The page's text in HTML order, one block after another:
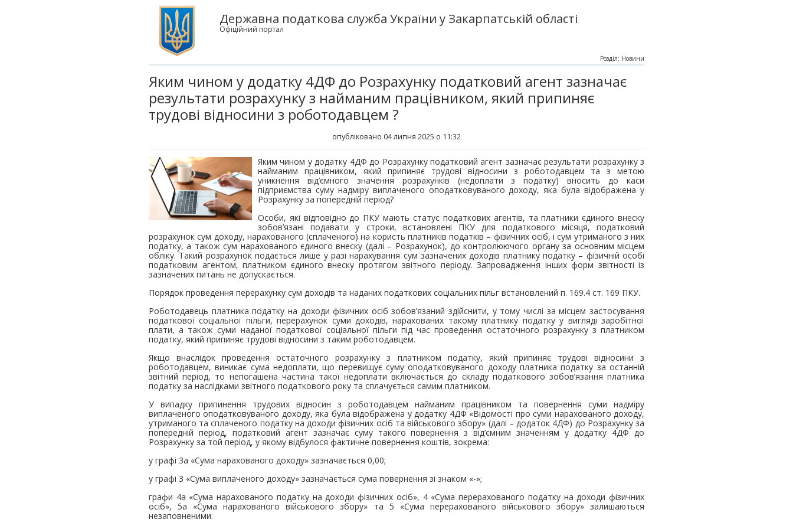
Державна податкова служба України у Закарпатській області
Офіційний портал
Яким чином у додатку 4ДФ до Розрахунку податковий агент зазначає
результати розрахунку з найманим працівником, який припиняє
трудові відносини з роботодавцем ?
опубліковано 04 липня 2025 о 11:32
Розділ: Новини
Яким чином у додатку 4ДФ до Розрахунку податковий агент зазначає результати розрахунку з
найманим працівником, який припиняє трудові відносини з роботодавцем та з метою
уникнення від’ємного значення розрахунків (недоплати з податку) вносить до каси
підприємства суму надміру виплаченого оподатковуваного доходу, яка була відображена у
Розрахунку за попередній період?
Особи, які відповідно до ПКУ мають статус податкових агентів, та платники єдиного внеску
зобов’язані подавати у строки, встановлені ПКУ для податкового місяця, податковий
розрахунок сум доходу, нарахованого (сплаченого) на користь платників податків – фізичних осіб, і сум утриманого з них
податку, а також сум нарахованого єдиного внеску (далі – Розрахунок), до контролюючого органу за основним місцем
обліку. Такий розрахунок подається лише у разі нарахування сум зазначених доходів платнику податку – фізичній особі
податковим агентом, платником єдиного внеску протягом звітного періоду. Запровадження інших форм звітності із
зазначених питань не допускається.
Порядок проведення перерахунку сум доходів та наданих податкових соціальних пільг встановлений п. 169.4 ст. 169 ПКУ.
Роботодавець платника податку на доходи фізичних осіб зобов’язаний здійснити, у тому числі за місцем застосування
податкової соціальної пільги, перерахунок суми доходів, нарахованих такому платнику податку у вигляді заробітної
плати, а також суми наданої податкової соціальної пільги під час проведення остаточного розрахунку з платником
податку, який припиняє трудові відносини з таким роботодавцем.
Якщо внаслідок проведення остаточного розрахунку з платником податку, який припиняє трудові відносини з
роботодавцем, виникає сума недоплати, що перевищує суму оподатковуваного доходу платника податку за останній
звітний період, то непогашена частина такої недоплати включається до складу податкового зобов’язання платника
податку за наслідками звітного податкового року та сплачується самим платником.
У випадку припинення трудових відносин з роботодавцем найманим працівником та повернення суми надміру
виплаченого оподатковуваного доходу, яка була відображена у додатку 4ДФ «Відомості про суми нарахованого доходу,
утриманого та сплаченого податку на доходи фізичних осіб та військового збору» (далі – додаток 4ДФ) до Розрахунку за
попередній період, податковий агент зазначає суму такого повернення з від’ємним значенням у додатку 4ДФ до
Розрахунку за той період, у якому відбулося фактичне повернення коштів, зокрема:
у графі 3а «Сума нарахованого доходу» зазначається 0,00;
у графі 3 «Сума виплаченого доходу» зазначається сума повернення зі знаком «-»;
графи 4а «Сума нарахованого податку на доходи фізичних осіб», 4 «Сума перерахованого податку на доходи фізичних
осіб», 5а «Сума нарахованого військового збору» та 5 «Сума перерахованого військового збору» залишаються
незаповненими.